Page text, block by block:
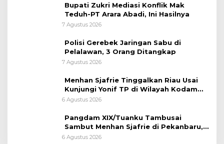
Bupati Zukri Mediasi Konflik Mak
Teduh-PT Arara Abadi, Ini Hasilnya
7 Agustus 2026
Polisi Gerebek Jaringan Sabu di
Pelalawan, 3 Orang Ditangkap
7 Agustus 2026
Menhan Sjafrie Tinggalkan Riau Usai
Kunjungi Yonif TP di Wilayah Kodam
XIX/Tuanku Tambusai
6 Agustus 2026
Pangdam XIX/Tuanku Tambusai
Sambut Menhan Sjafrie di Pekanbaru,
Ada Agenda Penting
6 Agustus 2026